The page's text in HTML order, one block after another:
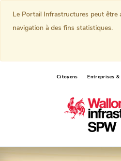
Citoyens Entreprises
Le Portail Infrastructures peut être
navigation à des fins statistiques.